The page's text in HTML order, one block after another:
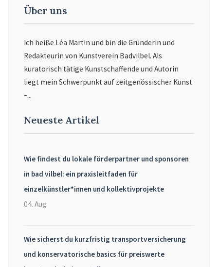
Über uns
Ich heiße Léa Martin und bin die Gründerin und
Redakteurin von Kunstverein Badvilbel. Als
kuratorisch tätige Kunstschaffende und Autorin
liegt mein Schwerpunkt auf zeitgenössischer Kunst
–...
Neueste Artikel
Wie findest du lokale förderpartner und sponsoren
in bad vilbel: ein praxisleitfaden für
einzelkünstler*innen und kollektivprojekte
04. Aug
Wie sicherst du kurzfristig transportversicherung
und konservatorische basics für preiswerte